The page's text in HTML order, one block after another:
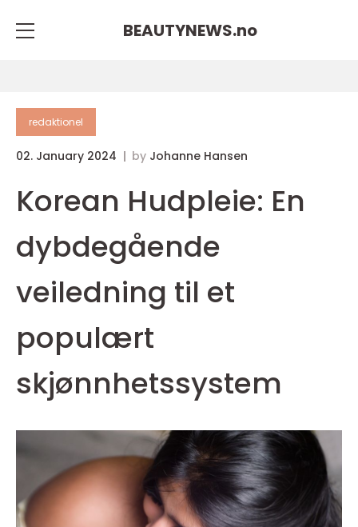
BEAUTYNEWS.no
redaktionel
02. January 2024 by Johanne Hansen
Korean Hudpleie: En
dybdegående
veiledning til et
populært
skjønnhetssystem